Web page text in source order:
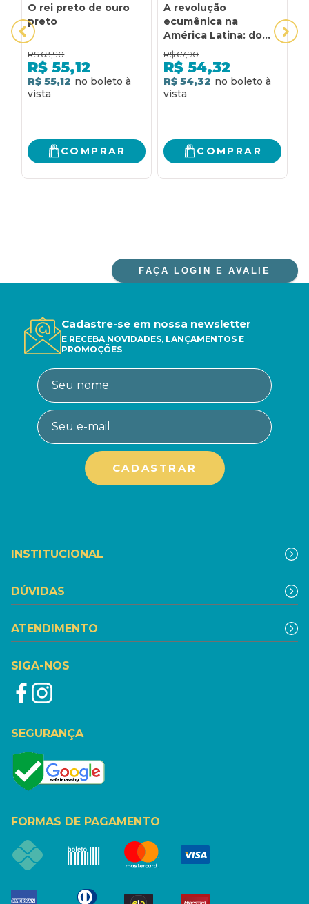
O rei preto de ouro
preto
R$ 68,90
R$ 55,12
R$ 55,12
COMPRAR
A revolução
ecumênica na
América Latina: do
proselitismo ao
compromisso de
transformação social
R$ 67,90
R$ 54,32
R$ 54,32
COMPRAR
FAÇA LOGIN E AVALIE
Cadastre-se em nossa newsletter
E RECEBA NOVIDADES, LANÇAMENTOS E
PROMOÇÕES
INSTITUCIONAL
DÚVIDAS
ATENDIMENTO
SIGA-NOS
SEGURANÇA
FORMAS DE PAGAMENTO